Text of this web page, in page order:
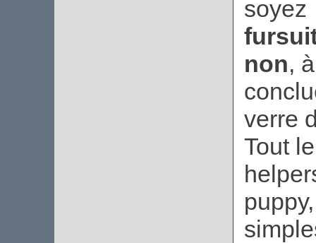
soyez
non,
verre
Tout